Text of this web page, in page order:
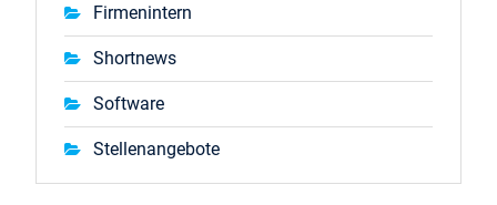
Firmenintern
Shortnews
Software
Stellenangebote